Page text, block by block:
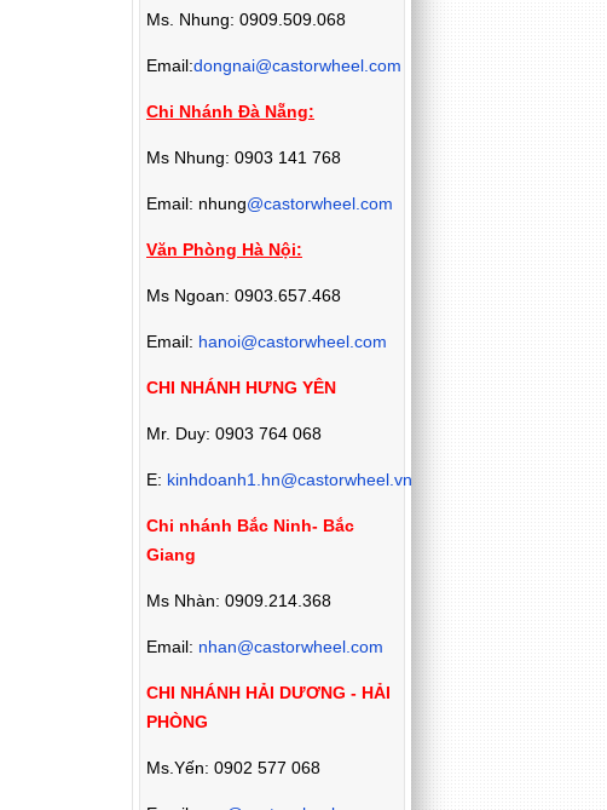
Ms. Nhung: 0909.509.068
Email:dongnai@castorwheel.com
Chi Nhánh Đà Nẵng:
Ms Nhung: 0903 141 768
Email: nhung@castorwheel.com
Văn Phòng Hà Nội:
Ms Ngoan: 0903.657.468
Email: hanoi@castorwheel.com
CHI NHÁNH HƯNG YÊN
Mr. Duy: 0903 764 068
E: kinhdoanh1.hn@castorwheel.vn
Chi nhánh Bắc Ninh- Bắc
Giang
Ms Nhàn: 0909.214.368
Email: nhan@castorwheel.com
CHI NHÁNH HẢI DƯƠNG - HẢI
PHÒNG
Ms.Yến: 0902 577 068